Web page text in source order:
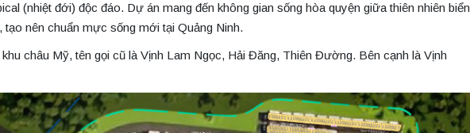
(nhiệt đới) độc đáo. Dự án mang đến không gian sống hòa quyện giữa thiên nhiên biển
nên chuẩn mực sống mới tại Quảng Ninh.
châu Mỹ, tên gọi cũ là Vịnh Lam Ngọc, Hải Đăng, Thiên Đường. Bên cạnh là Vịnh